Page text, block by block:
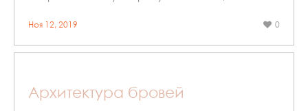
0
Ноя 12, 2019
Архитектура бровей